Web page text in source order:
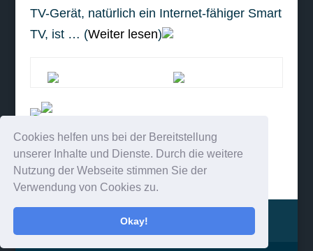
Cookies helfen uns bei der Bereitstellung
unserer Inhalte und Dienste. Durch die weitere
Nutzung der Webseite stimmen Sie der
Verwendung von Cookies zu.
Okay!
TV-Gerät, natürlich ein Internet-fähiger Smart
TV, ist … (Weiter lesen)
weiterlesen
Impressum